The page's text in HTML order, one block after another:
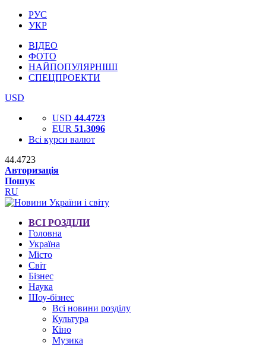
РУС
УКР
ВІДЕО
ФОТО
НАЙПОПУЛЯРНІШІ
СПЕЦПРОЕКТИ
USD
USD 44.4723
EUR 51.3096
Всі курси валют
44.4723
Авторизація
Пошук
RU
ВСІ РОЗДІЛИ
Головна
Україна
Місто
Світ
Бізнес
Наука
Шоу-бізнес
Всі новини розділу
Культура
Кіно
Музика